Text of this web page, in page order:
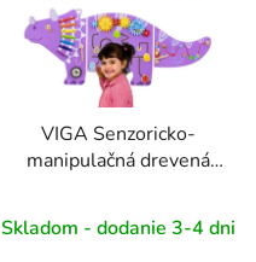
VIGA Senzoricko-
manipulačná drevená
Skladom - dodanie 3-4 dni